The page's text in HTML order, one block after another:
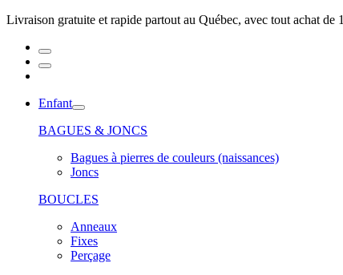
Livraison gratuite et rapide partout au Québec, avec tout achat de
Enfant
BAGUES & JONCS
Bagues à pierres de couleurs (naissances)
Joncs
BOUCLES
Anneaux
Fixes
Perçage